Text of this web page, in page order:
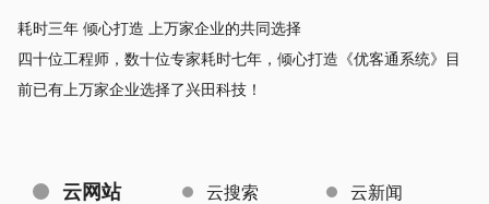
耗时三年 倾心打造 上万家企业的共同选择
四十位工程师，数十位专家耗时七年，倾心打造《优客通系统》目
前已有上万家企业选择了兴田科技！
云网站 云搜索 云新闻